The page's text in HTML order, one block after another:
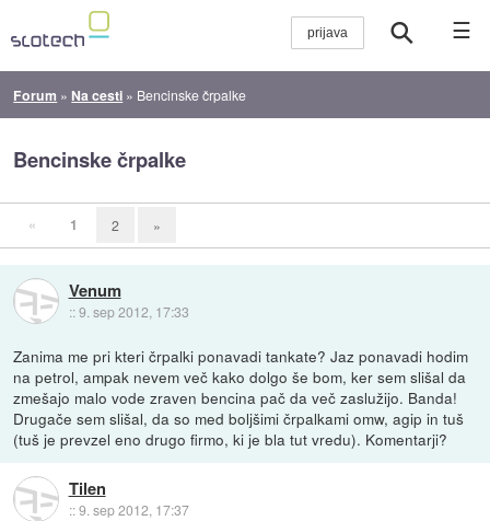
☰
Forum » Na cesti » Bencinske črpalke
Bencinske črpalke
« 1 2 »
Venum
::9. sep 2012, 17:33
Zanima me pri kteri črpalki ponavadi tankate? Jaz ponavadi hodim
na petrol, ampak nevem več kako dolgo še bom, ker sem slišal da
zmešajo malo vode zraven bencina pač da več zaslužijo. Banda!
Drugače sem slišal, da so med boljšimi črpalkami omw, agip in tuš
(tuš je prevzel eno drugo firmo, ki je bla tut vredu). Komentarji?
Tilen
::9. sep 2012, 17:37